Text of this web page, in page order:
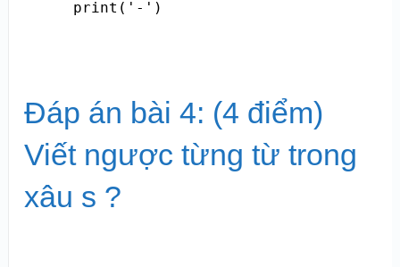
Đáp án bài 4: (4 điểm)
Viết ngược từng từ trong
xâu s ?